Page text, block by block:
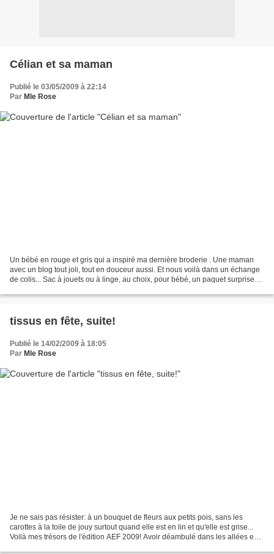
Célian et sa maman
Publié le 03/05/2009 à 22:14
Par Mle Rose
Un bébé en rouge et gris qui a inspiré ma dernière broderie . Une maman
avec un blog tout joli, tout en douceur aussi. Et nous voilà dans un échange
de colis... Sac à jouets ou à linge, au choix, pour bébé, un paquet surprise
tissus en fête, suite!
Publié le 14/02/2009 à 18:05
Par Mle Rose
Je ne sais pas résister: à un bouquet de fleurs aux petits pois, sans les
carottes à la toile de jouy surtout quand elle est en lin et qu'elle est grise...
Voilà mes trésors de l'édition AEF 2009! Avoir déambulé dans les allées en